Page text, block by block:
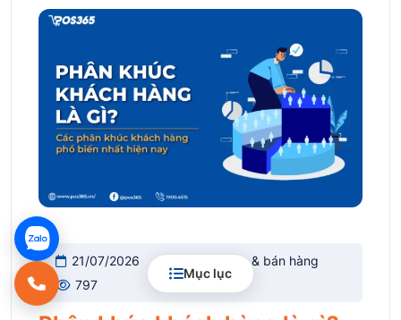
Mục lục
21/07/2026
Kinh doanh & bán hàng
797